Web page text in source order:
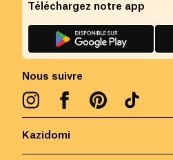
Kazidomi
Nous suivre
Téléchargez notre app